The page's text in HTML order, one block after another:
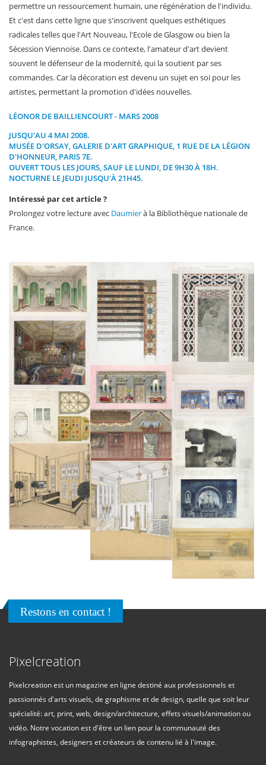
permettre un ressourcement humain, une régénération de l'individu.
Et c'est dans cette ligne que s'inscrivent quelques esthétiques
radicales telles que l'Art Nouveau, l'Ecole de Glasgow ou bien la
Sécession Viennoise. Dans ce contexte, l'amateur d'art devient
souvent le défenseur de la modernité, qui la soutient par ses
commandes. Car la décoration est devenu un sujet en soi pour les
artistes, permettant la promotion d'idées nouvelles.
LÉONOR DE BAILLIENCOURT - MARS 2008
JUSQU'AU 4 MAI 2008.
MUSÉE D'ORSAY, GALERIE D'ART GRAPHIQUE, 1 RUE DE LA LÉGION
D'HONNEUR, PARIS 7E.
OUVERT TOUS LES JOURS, SAUF LE LUNDI, DE 9H30 À 18H.
NOCTURNE LE JEUDI JUSQU'À 21H45.
Intéressé par cet article ?
Prolongez votre lecture avec Daumierà la Bibliothèque nationale de
France.
Restons en contact !
Pixelcreation
Pixelcreation est un magazine en ligne destiné aux professionnels et
passionnés d'arts visuels, de graphisme et de design, quelle que soit leur
spécialité: art, print, web, design/architecture, effets visuels/animation ou
vidéo. Notre vocation est d'être un lien pour la communauté des
infographistes, designers et créateurs de contenu lié à l'image.